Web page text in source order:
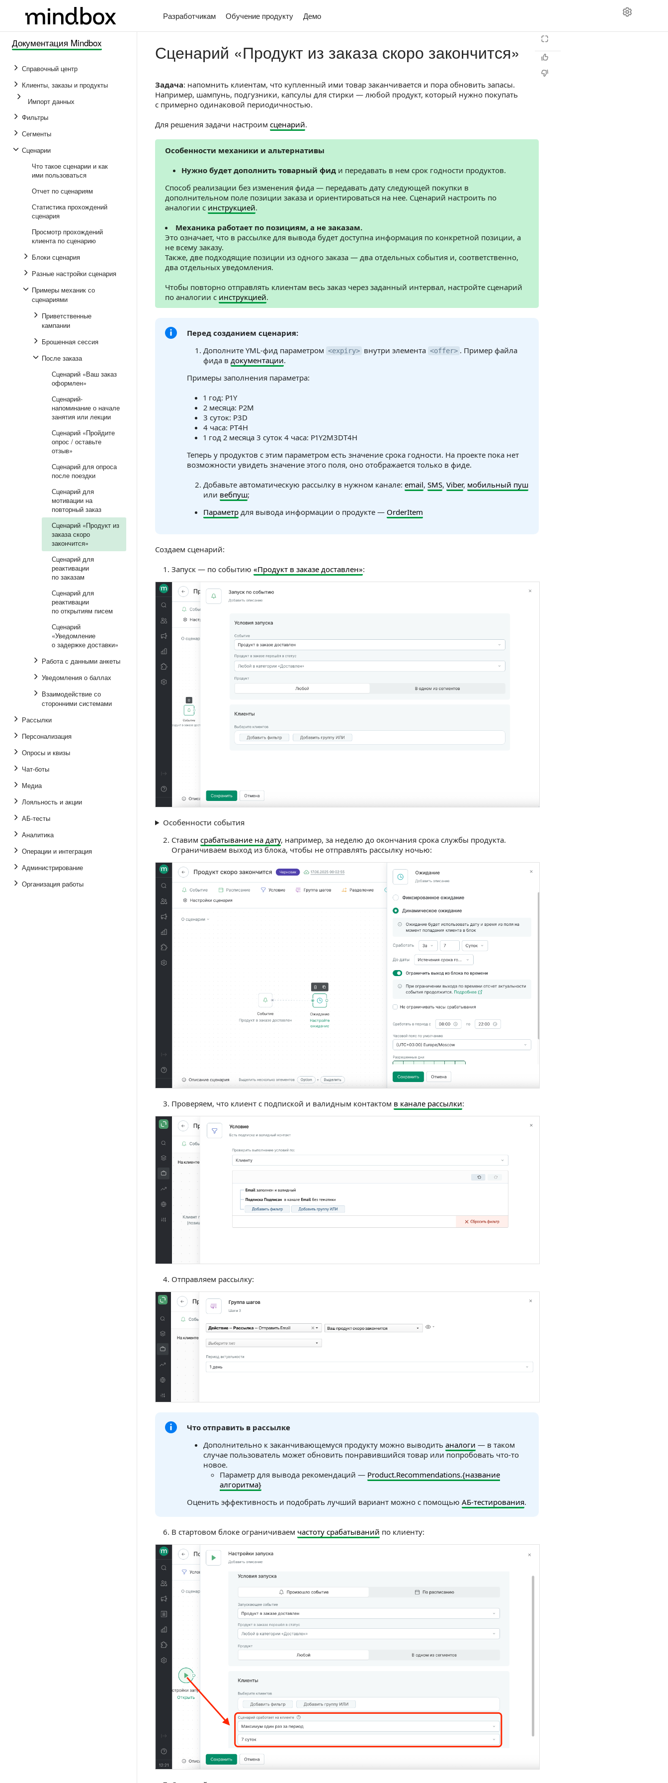
Разработчикам Обучение продукту Демо
Документация Mindbox
Справочный центр
Клиенты, заказы и продукты
Импорт данных
Фильтры
Сегменты
Сценарии
Что такое сценарии и как
ими пользоваться
Отчет по сценариям
Статистика прохождений
сценария
Просмотр прохождений
клиента по сценарию
Блоки сценария
Разные настройки сценария
Примеры механик со
сценариями
Приветственные
кампании
Брошенная сессия
После заказа
Сценарий «Ваш заказ
оформлен»
Сценарий-
напоминание о начале
занятия или лекции
Сценарий «Пройдите
опрос / оставьте
отзыв»
Сценарий для опроса
после поездки
Сценарий для
мотивации на
повторный заказ
Сценарий «Продукт из
заказа скоро
закончится»
Сценарий для
реактивации
по заказам
Сценарий для
реактивации
по открытиям писем
Сценарий
«Уведомление
о задержке доставки»
Работа с данными анкеты
Уведомления о баллах
Взаимодействие со
сторонними системами
Рассылки
Персонализация
Опросы и квизы
Чат-боты
Медиа
Лояльность и акции
АБ-тесты
Аналитика
Операции и интеграция
Администрирование
Организация работы
Сценарий «Продукт из заказа скоро закончится»
Задача: напомнить клиентам, что купленный ими товар заканчивается и пора обновить запасы.
Например, шампунь, подгузники, капсулы для стирки — любой продукт, который нужно покупать
с примерно одинаковой периодичностью.
Для решения задачи настроим сценарий.
Особенности механики и альтернативы
Нужно будет дополнить товарный фид и передавать в нем срок годности продуктов.
Способ реализации без изменения фида — передавать дату следующей покупки в
дополнительном поле позиции заказа и ориентироваться на нее. Сценарий настроить по
аналогии с инструкцией.
Механика работает по позициям, а не заказам.
Это означает, что в рассылке для вывода будет доступна информация по конкретной позиции, а
не всему заказу.
Также, две подходящие позиции из одного заказа — два отдельных события и, соответственно,
два отдельных уведомления.
Чтобы повторно отправлять клиентам весь заказ через заданный интервал, настройте сценарий
по аналогии с инструкцией.
Перед созданием сценария:
Дополните YML-фид параметром <expiry> внутри элемента <offer> . Пример файла
фида в документации.
Примеры заполнения параметра:
1 год: P1Y
2 месяца: P2M
3 суток: P3D
4 часа: PT4H
1 год 2 месяца 3 суток 4 часа: P1Y2M3DT4H
Теперь у продуктов с этим параметром есть значение срока годности. На проекте пока нет
возможности увидеть значение этого поля, оно отображается только в фиде.
Добавьте автоматическую рассылку в нужном канале: email, SMS, Viber, мобильный пуш
или вебпуш;
Параметр для вывода информации о продукте — OrderItem
Создаем сценарий:
Запуск — по событию «Продукт в заказе доставлен»:
Особенности события
Ставим срабатывание на дату, например, за неделю до окончания срока службы продукта.
Ограничиваем выход из блока, чтобы не отправлять рассылку ночью:
Проверяем, что клиент с подпиской и валидным контактом в канале рассылки:
Отправляем рассылку:
Что отправить в рассылке
Дополнительно к заканчивающемуся продукту можно выводить аналоги — в таком
случае пользователь может обновить понравившийся товар или попробовать что-то
новое.
Параметр для вывода рекомендаций — Product.Recommendations.{название
алгоритма}
Оценить эффективность и подобрать лучший вариант можно с помощью АБ-тестирования.
В стартовом блоке ограничиваем частоту срабатываний по клиенту: